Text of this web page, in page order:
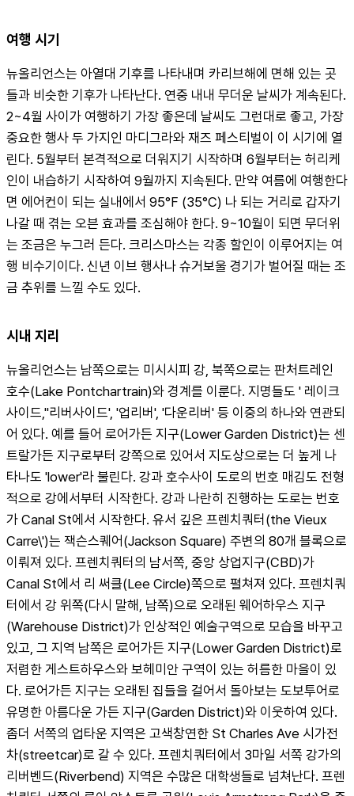
여행 시기
뉴올리언스는 아열대 기후를 나타내며 카리브해에 면해 있는 곳
들과 비슷한 기후가 나타난다. 연중 내내 무더운 날씨가 계속된다.
2~4월 사이가 여행하기 가장 좋은데 날씨도 그런대로 좋고, 가장
중요한 행사 두 가지인 마디그라와 재즈 페스티벌이 이 시기에 열
린다. 5월부터 본격적으로 더워지기 시작하며 6월부터는 허리케
인이 내습하기 시작하여 9월까지 지속된다. 만약 여름에 여행한다
면 에어컨이 되는 실내에서 95°F (35°C) 나 되는 거리로 갑자기
나갈 때 겪는 오븐 효과를 조심해야 한다. 9~10월이 되면 무더위
는 조금은 누그러 든다. 크리스마스는 각종 할인이 이루어지는 여
행 비수기이다. 신년 이브 행사나 슈거보울 경기가 벌어질 때는 조
금 추위를 느낄 수도 있다.
시내 지리
뉴올리언스는 남쪽으로는 미시시피 강, 북쪽으로는 판처트레인
호수(Lake Pontchartrain)와 경계를 이룬다. 지명들도 ' 레이크
사이드,''리버사이드', '업리버', '다운리버' 등 이중의 하나와 연관되
어 있다. 예를 들어 로어가든 지구(Lower Garden District)는 센
트랄가든 지구로부터 강쪽으로 있어서 지도상으로는 더 높게 나
타나도 'lower'라 불린다. 강과 호수사이 도로의 번호 매김도 전형
적으로 강에서부터 시작한다. 강과 나란히 진행하는 도로는 번호
가 Canal St에서 시작한다. 유서 깊은 프렌치쿼터(the Vieux
Carre\')는 잭슨스퀘어(Jackson Square) 주변의 80개 블록으로
이뤄져 있다. 프렌치쿼터의 남서쪽, 중앙 상업지구(CBD)가
Canal St에서 리 써클(Lee Circle)쪽으로 펼쳐져 있다. 프렌치쿼
터에서 강 위쪽(다시 말해, 남쪽)으로 오래된 웨어하우스 지구
(Warehouse District)가 인상적인 예술구역으로 모습을 바꾸고
있고, 그 지역 남쪽은 로어가든 지구(Lower Garden District)로
저렴한 게스트하우스와 보헤미안 구역이 있는 허름한 마을이 있
다. 로어가든 지구는 오래된 집들을 걸어서 돌아보는 도보투어로
유명한 아름다운 가든 지구(Garden District)와 이웃하여 있다.
좀더 서쪽의 업타운 지역은 고색창연한 St Charles Ave 시가전
차(streetcar)로 갈 수 있다. 프렌치쿼터에서 3마일 서쪽 강가의
리버벤드(Riverbend) 지역은 수많은 대학생들로 넘쳐난다. 프렌